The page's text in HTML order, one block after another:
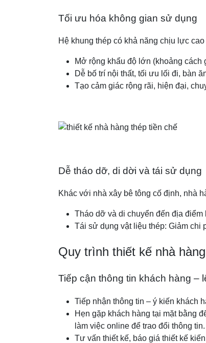
Tối ưu hóa không gian sử dụng
Hệ khung thép có khả năng chịu lực cao
Mở rộng khẩu độ lớn (khoảng
Dễ bố trí nội thất, tối ưu lối đi, bàn
Tạo cảm giác rộng rãi, hiện đại,
Dễ tháo dỡ, di dời và tái sử dụng
Khác với nhà xây bê tông cố định, nhà
Tháo dỡ và di chuyển đến địa điểm
Tái sử dụng vật liệu thép: Giảm chi
Quy trình thiết kế nhà
Tiếp cận thông tin khách hàng –
Tiếp nhận thông tin – ý kiến khách
Hẹn gặp khách hàng tại mặt bằng
làm việc online để trao đổi thông tin.
Tư vấn thiết kế, báo giá thiết kế